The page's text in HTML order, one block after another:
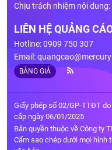
Chịu trách nhiệm nội
LIÊN HỆ QUẢNG
Hotline: 0909 750 307
Email:
BẢNG GIÁ
Giấy phép số 02/GP-TTĐT
cấp ngày 06/01/2025
Bản quyền thuộc về Công ty
Cấm sao chép dưới mọi hình